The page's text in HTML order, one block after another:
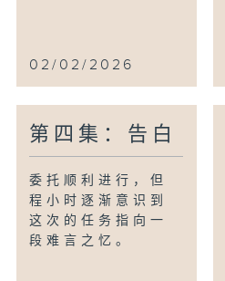
02/02/2026
第四集：告白
委托顺利进行，但
程小时逐渐意识到
这次的任务指向一
段难言之忆。